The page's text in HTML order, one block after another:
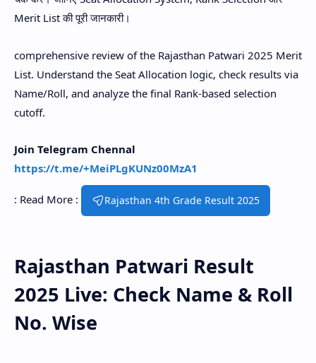
Merit List की पूरी जानकारी।
comprehensive review of the Rajasthan Patwari 2025 Merit
List. Understand the Seat Allocation logic, check results via
Name/Roll, and analyze the final Rank-based selection
cutoff.
Join Telegram Chennal
https://t.me/+MeiPLgKUNz00MzA1
: Read More : Rajasthan 4th Grade Result 2025
Rajasthan Patwari Result
2025 Live: Check Name & Roll
No. Wise